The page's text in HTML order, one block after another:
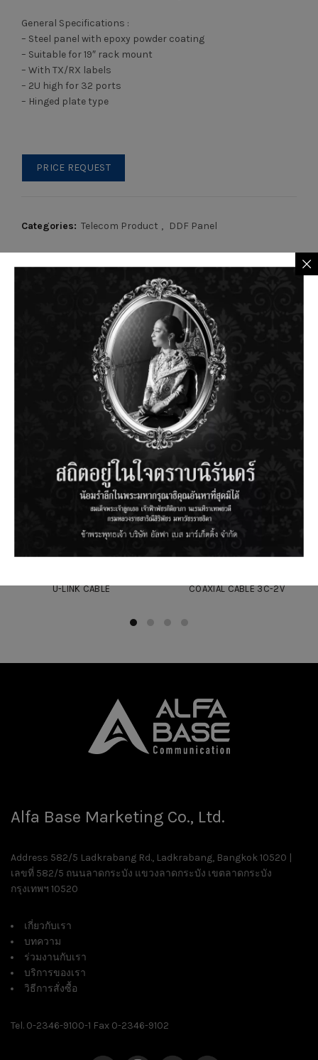
General Specifications :
– Steel panel with epoxy powder coating
– Suitable for 19″ rack mount
– With TX/RX labels
– 2U high for 32 ports
– Hinged plate type
PRICE REQUEST
Categories: Telecom Product , DDF Panel
Tags:connector , BNC , DDF PANEL
RELATED PRODUCTS
U-LINK CABLE COAXIAL CABLE 3C-2V
Alfa Base Marketing Co., Ltd.
Address 582/5 Ladkrabang Rd., Ladkrabang, Bangkok 10520 |
เลขที่ 582/5 ถนนลาดกระบัง แขวงลาดกระบัง เขตลาดกระบัง
กรุงเทพฯ 10520
เกี่ยวกับเรา
บทความ
ร่วมงานกับเรา
บริการของเรา
วิธีการสั่งซื้อ
Tel. 0-2346-9100-1 Fax 0-2346-9102